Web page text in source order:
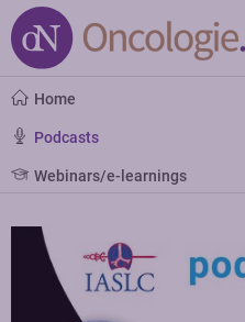
Home
Podcasts
Webinars/e-learnings